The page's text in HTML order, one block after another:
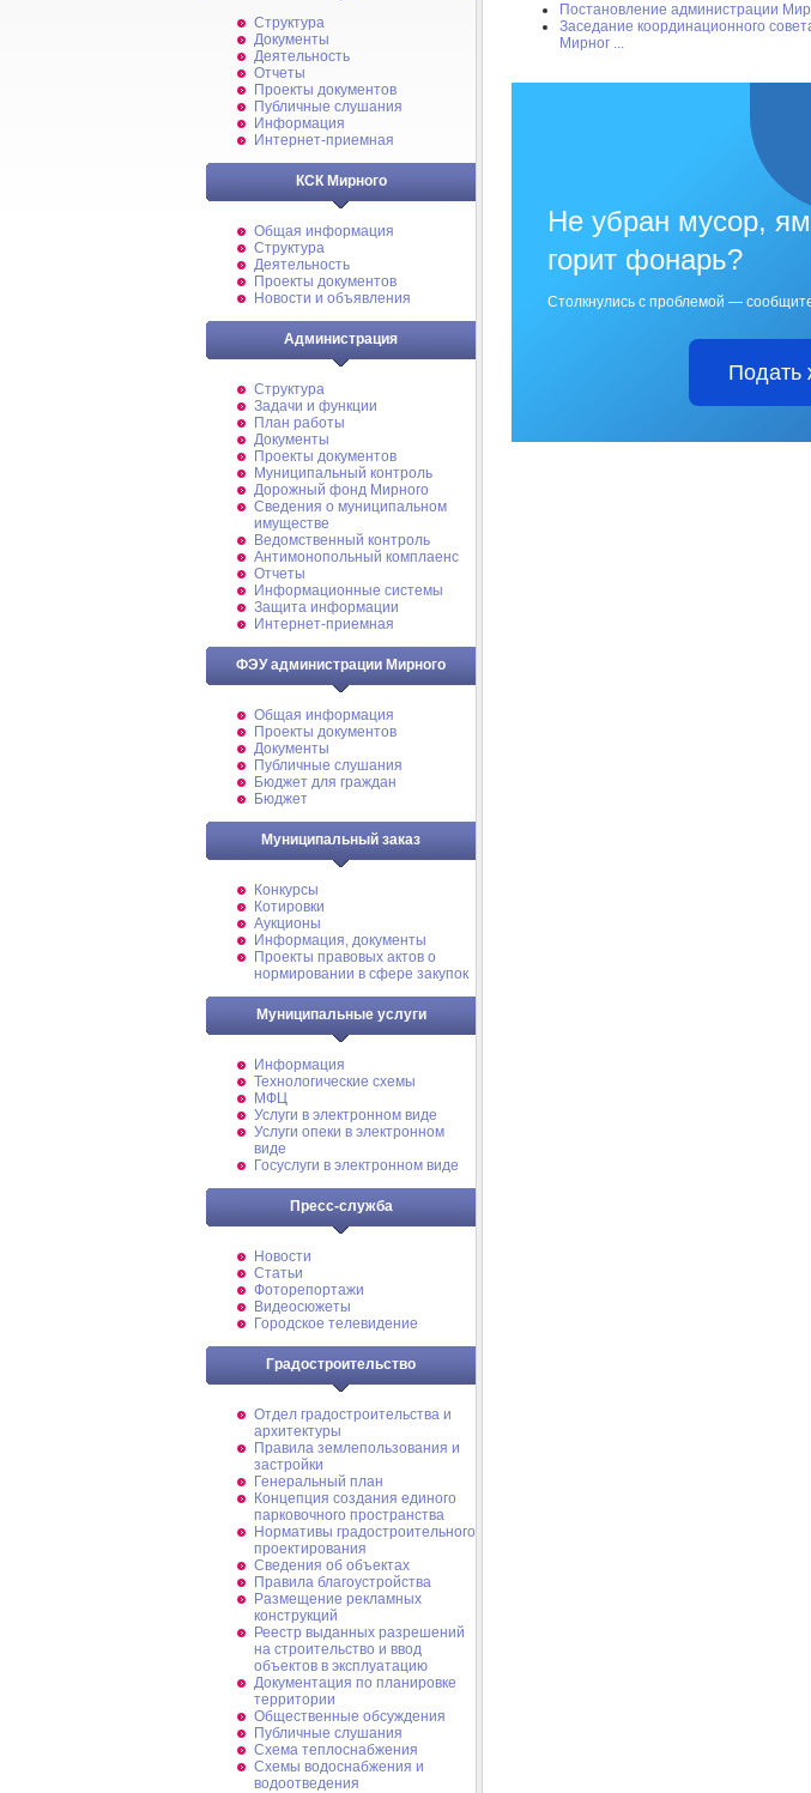
Структура
Документы
Деятельность
Отчеты
Проекты документов
Публичные слушания
Информация
Интернет-приемная
КСК Мирного
Общая информация
Структура
Деятельность
Проекты документов
Новости и объявления
Администрация
Структура
Задачи и функции
План работы
Документы
Проекты документов
Муниципальный контроль
Дорожный фонд Мирного
Cведения о муниципальном
имуществе
Ведомственный контроль
Антимонопольный комплаенс
Отчеты
Информационные системы
Защита информации
Интернет-приемная
ФЭУ администрации Мирного
Общая информация
Проекты документов
Документы
Публичные слушания
Бюджет для граждан
Бюджет
Муниципальный заказ
Конкурсы
Котировки
Аукционы
Информация, документы
Проекты правовых актов о
нормировании в сфере закупок
Муниципальные услуги
Информация
Технологические схемы
МФЦ
Услуги в электронном виде
Услуги опеки в электронном
виде
Госуслуги в электронном виде
Пресс-служба
Новости
Статьи
Фоторепортажи
Видеосюжеты
Городское телевидение
Градостроительство
Отдел градостроительства и
архитектуры
Правила землепользования и
застройки
Генеральный план
Концепция создания единого
парковочного пространства
Нормативы градостроительного
проектирования
Сведения об объектах
Правила благоустройства
Размещение рекламных
конструкций
Реестр выданных разрешений
на строительство и ввод
объектов в эксплуатацию
Документация по планировке
территории
Общественные обсуждения
Публичные слушания
Схема теплоснабжения
Схемы водоснабжения и
водоотведения
Постановление администрации
Заседание координационного
Мирног ...
Не убран мусор,
горит фонарь?
Столкнулись с проблемой —
Подать